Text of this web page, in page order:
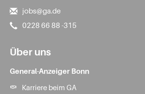
jobs@ga.de
0228 66 88 -315
Über uns
General-Anzeiger Bonn
Karriere beim GA